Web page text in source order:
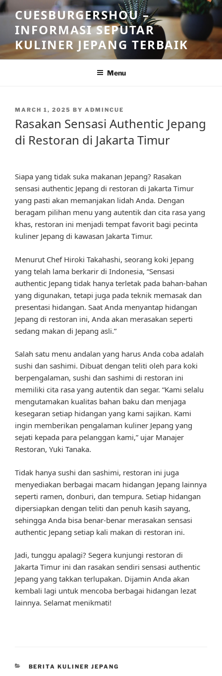
Skip
to
content
CUESBURGERSHOU –
INFORMASI SEPUTAR
KULINER JEPANG TERBAIK
Menu
POSTED
MARCH 1, 2025 BY ADMINCUE
Rasakan Sensasi Authentic Jepang
di Restoran di Jakarta Timur
Siapa yang tidak suka makanan Jepang? Rasakan
sensasi authentic Jepang di restoran di Jakarta Timur
yang pasti akan memanjakan lidah Anda. Dengan
beragam pilihan menu yang autentik dan cita rasa yang
khas, restoran ini menjadi tempat favorit bagi pecinta
kuliner Jepang di kawasan Jakarta Timur.
Menurut Chef Hiroki Takahashi, seorang koki Jepang
yang telah lama berkarir di Indonesia, “Sensasi
authentic Jepang tidak hanya terletak pada bahan-bahan
yang digunakan, tetapi juga pada teknik memasak dan
presentasi hidangan. Saat Anda menyantap hidangan
Jepang di restoran ini, Anda akan merasakan seperti
sedang makan di Jepang asli.”
Salah satu menu andalan yang harus Anda coba adalah
sushi dan sashimi. Dibuat dengan teliti oleh para koki
berpengalaman, sushi dan sashimi di restoran ini
memiliki cita rasa yang autentik dan segar. “Kami selalu
mengutamakan kualitas bahan baku dan menjaga
kesegaran setiap hidangan yang kami sajikan. Kami
ingin memberikan pengalaman kuliner Jepang yang
sejati kepada para pelanggan kami,” ujar Manajer
Restoran, Yuki Tanaka.
Tidak hanya sushi dan sashimi, restoran ini juga
menyediakan berbagai macam hidangan Jepang lainnya
seperti ramen, donburi, dan tempura. Setiap hidangan
dipersiapkan dengan teliti dan penuh kasih sayang,
sehingga Anda bisa benar-benar merasakan sensasi
authentic Jepang setiap kali makan di restoran ini.
Jadi, tunggu apalagi? Segera kunjungi restoran di
Jakarta Timur ini dan rasakan sendiri sensasi authentic
Jepang yang takkan terlupakan. Dijamin Anda akan
kembali lagi untuk mencoba berbagai hidangan lezat
lainnya. Selamat menikmati!
CATEGORIES
BERITA KULINER JEPANG